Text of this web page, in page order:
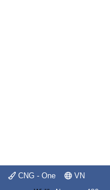
CNG - One VN